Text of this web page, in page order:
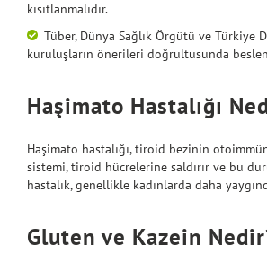
kısıtlanmalıdır.
Tüber, Dünya Sağlık Örgütü ve Türkiye
kuruluşların önerileri doğrultusunda
Haşimato Hastalığı
Haşimato hastalığı, tiroid bezinin otoimmün
sistemi, tiroid hücrelerine saldırır ve bu
hastalık, genellikle kadınlarda daha
Gluten ve Kazein